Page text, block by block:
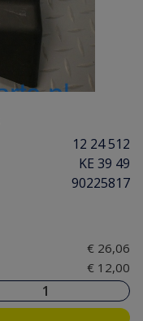
12 24 512
KE 39 49
90225817
€ 26,06
€ 12,00